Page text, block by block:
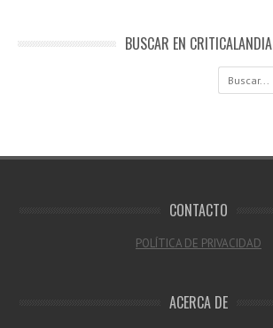
BUSCAR EN CRITICALANDIA
Buscar
CONTACTO
POLÍTICA DE PRIVACIDAD
ACERCA DE